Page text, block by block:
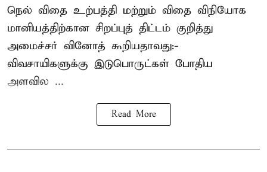
நெல் விதை உற்பத்தி மற்றும் விதை விநியோக
மானியத்திற்கான சிறப்புத் திட்டம் குறித்து
அமைச்சர் வினோத் கூறியதாவது:-
விவசாயிகளுக்கு இடுபொருட்கள் போதிய
அளவில ...
Read More